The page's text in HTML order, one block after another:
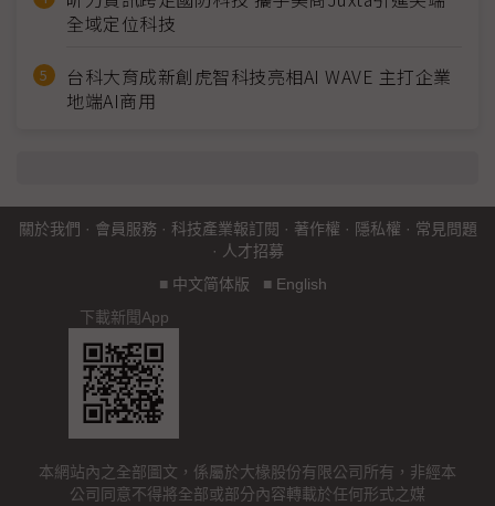
全域定位科技
台科大育成新創虎智科技亮相AI WAVE 主打企業
地端AI商用
關於我們 · 會員服務 · 科技產業報訂閱 · 著作權 · 隱私權 · 常見問題
· 人才招募
■ 中文简体版 ■ English
下載新聞App
本網站內之全部圖文，係屬於大椽股份有限公司所有，非經本
公司同意不得將全部或部分內容轉載於任何形式之媒